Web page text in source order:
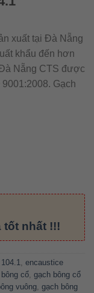
xuất tại Đà Nẵng
khẩu đến hơn
Nẵng CTS được
Gạch
tốt nhất !!!
encaustice
cổ gạch bông cổ
vuông gạch bông